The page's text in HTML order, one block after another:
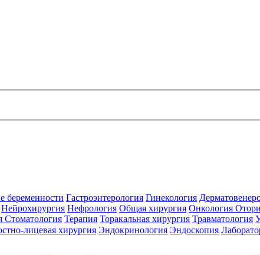
беременности Гастроэнтерология Гинекология
Нейрохирургия Нефрология Общая хирургия Онкология
Стоматология Терапия Торакальная хирургия Травматология
лицевая хирургия Эндокринология Эндоскопия